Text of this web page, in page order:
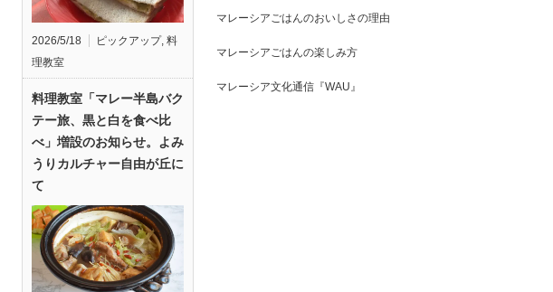
2026/5/18 ピックアップ, 料
理教室
料理教室「マレー半島バク
テー旅、黒と白を食べ比
べ」増設のお知らせ。よみ
うりカルチャー自由が丘に
て
マレーシアごはんのおいしさの理由
マレーシアごはんの楽しみ方
マレーシア文化通信『WAU』